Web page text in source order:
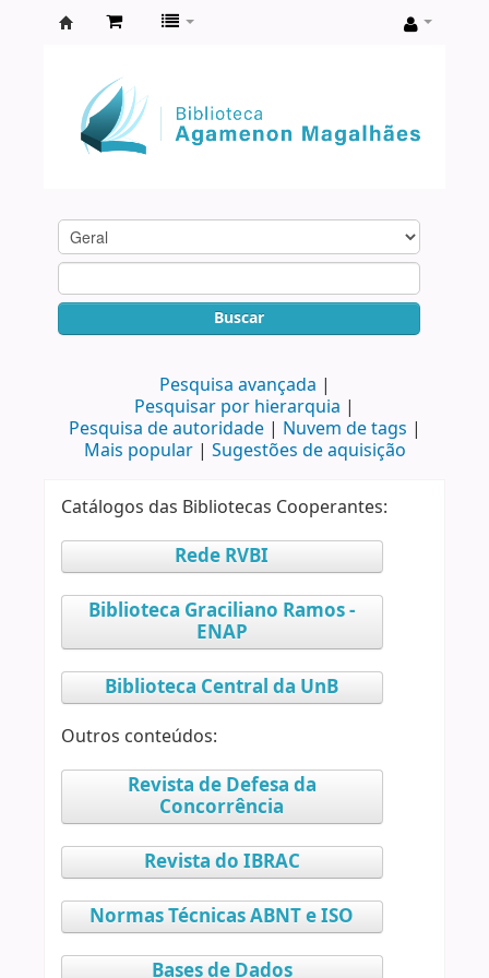
Agamenon
Magalhães
Buscar
Pesquisa avançada
Pesquisar por hierarquia
Pesquisa de autoridade
Nuvem de tags
Mais popular
Sugestões de aquisição
Catálogos das Bibliotecas Cooperantes:
Rede RVBI
Biblioteca Graciliano Ramos -
ENAP
Biblioteca Central da UnB
Outros conteúdos:
Revista de Defesa da
Concorrência
Revista do IBRAC
Normas Técnicas ABNT e ISO
Bases de Dados